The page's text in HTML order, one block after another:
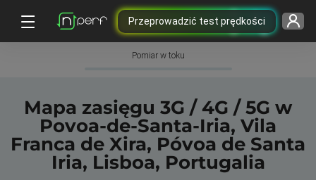
Przeprowadzić test prędkości
Pomiar w toku
Mapa zasięgu 3G / 4G / 5G w
Povoa-de-Santa-Iria, Vila
Franca de Xira, Póvoa de Santa
Iria, Lisboa, Portugalia